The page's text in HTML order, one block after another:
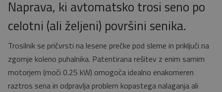
Naprava, ki avtomatsko trosi seno po
celotni (ali željeni) površini senika.
Trosilnik se pričvrsti na lesene prečke pod sleme in priključi na
zgornje koleno puhalnika. Patentirana rešitev z enim samim
motorjem (moči 0.25 kW) omogoča idealno enakomeren
raztros sena in odpravlja problem kopastega nalaganja ali